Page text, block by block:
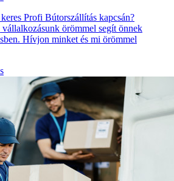
Profi Bútorszállítás kapcsán?
örömmel segít önnek
Hívjon minket és mi örömmel